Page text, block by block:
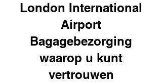
London International
Airport
Bagagebezorging
waarop u kunt
vertrouwen